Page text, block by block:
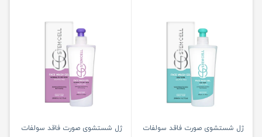
ژل شستشوی صورت فاقد سولفات
ژل شستشوی صورت فاقد سولفات